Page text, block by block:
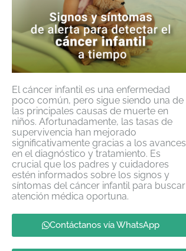
El cáncer infantil es una enfermedad
poco común, pero sigue siendo una de
las principales causas de muerte en
niños. Afortunadamente, las tasas de
supervivencia han mejorado
significativamente gracias a los avances
en el diagnóstico y tratamiento. Es
crucial que los padres y cuidadores
estén informados sobre los signos y
síntomas del cáncer infantil para buscar
atención médica oportuna.
Contáctanos vía WhatsApp